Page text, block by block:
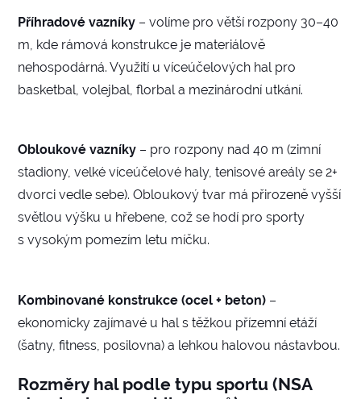
Příhradové vazníky – volíme pro větší rozpony 30–40
m, kde rámová konstrukce je materiálově
nehospodárná. Využití u víceúčelových hal pro
basketbal, volejbal, florbal a mezinárodní utkání.
Obloukové vazníky – pro rozpony nad 40 m (zimní
stadiony, velké víceúčelové haly, tenisové areály se 2+
dvorci vedle sebe). Obloukový tvar má přirozeně vyšší
světlou výšku u hřebene, což se hodí pro sporty
s vysokým pomezím letu míčku.
Kombinované konstrukce (ocel + beton) –
ekonomicky zajímavé u hal s těžkou přízemní etáží
(šatny, fitness, posilovna) a lehkou halovou nástavbou.
Rozměry hal podle typu sportu (NSA